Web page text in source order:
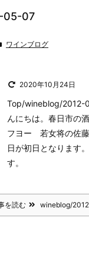
05-07
ワインブログ
2020年10月24日
Top/wineblog/2012-
んにちは。春日市の
フヨー 若女将の佐藤
日が初日となります。
す。
を読む wineblog/